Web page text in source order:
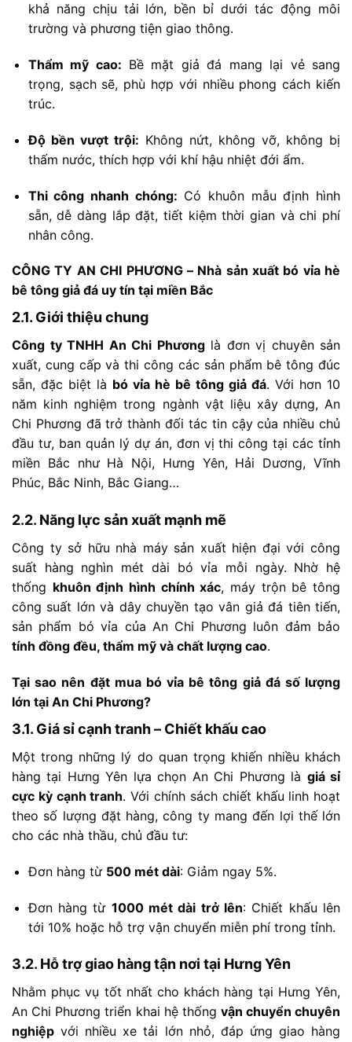
khả năng chịu tải lớn, bền bỉdướitácđộng môi
trường và phương tiện giao thông.
Thẩm mỹ cao: Bề mặt giảđá mang lại vẻ sang
trọng, sạch sẽ, phù hợp với nhiều phongcách kiến
trúc.
Độ bền vượt trội: Không nứt, khôngvỡ, không bị
thấm nước, thích hợp với khí hậu nhiệt đới ẩm.
Thicông nhanh chóng: Có khuôn mẫuđịnh hình
sẵn,dễdàng lắpđặt,tiết kiệmthờigian vàchi phí
nhân công.
CÔNGTY ANCHI PHƯƠNG – Nhà sản xuất bó vỉa hè
bê tông giả đá uy tín tại miền Bắc
2.1. Giới thiệu chung
Công ty TNHH An Chi Phương là đơn vị chuyên sản
xuất, cung cấpvàthicông các sản phẩm bêtôngđúc
sẵn, đặc biệt là bó vỉa hè bê tông giả đá. Với hơn 10
năm kinh nghiệmtrong ngành vật liệu xây dựng,An
Chi Phương đãtrởthànhđối tác tin cậycủa nhiềuchủ
đầu tư, ban quản lý dự án, đơn vịthicôngtạicáctỉnh
miền Bắc như Hà Nội, Hưng Yên, Hải Dương,Vĩnh
Phúc, Bắc Ninh, Bắc Giang…
2.2. Năng lực sảnxuất mạnh mẽ
Công ty sở hữu nhà máy sản xuất hiện đạivớicông
suất hàng nghìn mét dài bóvỉa mỗi ngày. Nhờ hệ
thống khuônđịnh hình chínhxác, máy trộn bêtông
công suất lớnvà dâychuyền tạovân giảđá tiêntiến,
sản phẩm bóvỉa củaAn Chi Phương luôn đảm bảo
tính đồng đều, thẩm mỹ và chất lượng cao.
Tạisao nên đặt mua bóvỉa bêtông giả đá số lượng
lớn tại An Chi Phương?
3.1. Giásỉcạnhtranh – Chiết khấu cao
Mộttrong những lý do quan trọng khiến nhiều khách
hàngtại HưngYên lựachọn An Chi Phương là giásỉ
cực kỳ cạnhtranh.Vớichính sách chiết khấu linh hoạt
theo số lượng đặt hàng,công ty mangđến lợi thế lớn
cho các nhà thầu, chủ đầu tư:
Đơn hàng từ 500 mét dài: Giảm ngay 5%.
Đơn hàngtừ 1000 métdài trở lên: Chiết khấu lên
tới 10% hoặc hỗ trợ vận chuyển miễn phí trong tỉnh.
3.2. Hỗtrợgiao hàngtận nơi tại HưngYên
Nhằm phụcvụ tốt nhấtcho khách hàng tại HưngYên,
An Chi Phươngtriển khai hệ thống vận chuyểnchuyên
nghiệp với nhiều xetải lớn nhỏ, đáp ứng giao hàng